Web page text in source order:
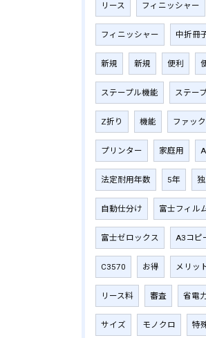
リース フィニッシャー
フィニッシャー 中折冊
新規 新規 便利
ステープル機能 ステー
Z折り 機能 ファッ
プリンター 家庭用
法定耐用年数 5年
自動仕分け 富士フィル
富士ゼロックス A3コピ
C3570 お得 メリッ
リース料 審査 省電
サイズ モノクロ 特